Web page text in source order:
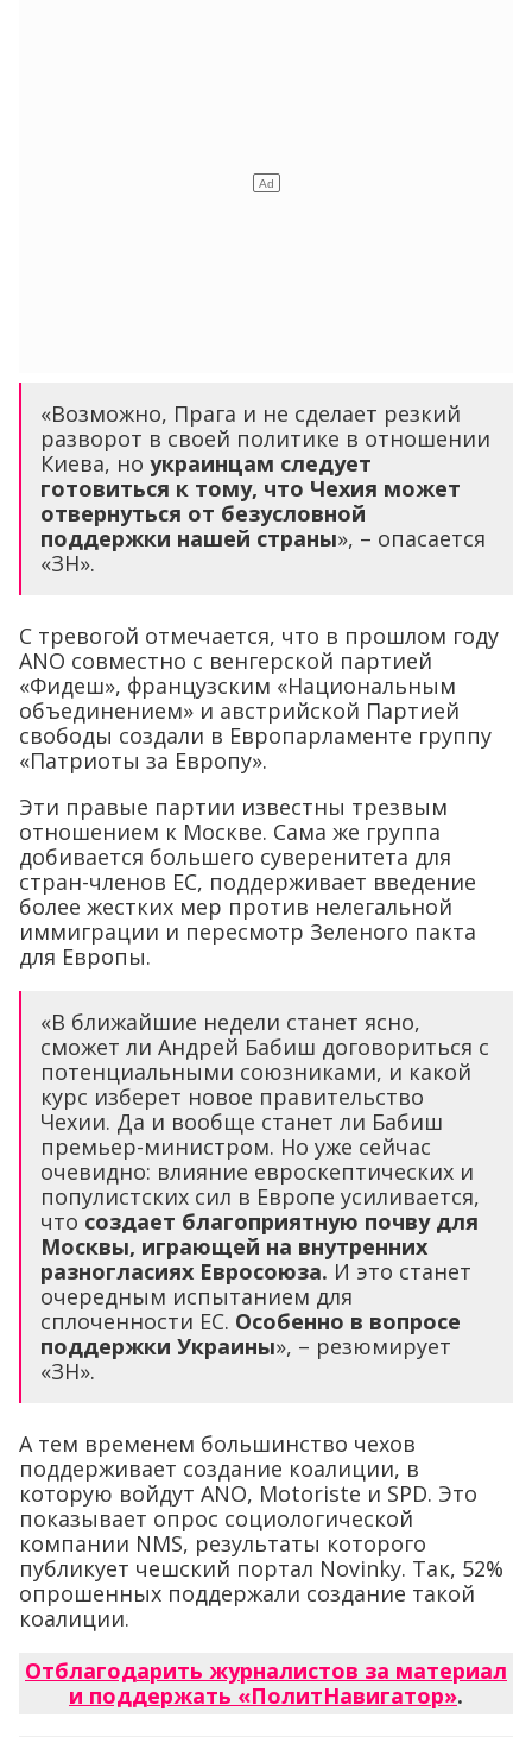
«Возможно, Прага и не сделает резкий
разворот в своей политике в отношении
Киева, но украинцам следует
готовиться к тому, что Чехия может
отвернуться от безусловной
поддержки нашей страны», – опасается
«ЗН».
С тревогой отмечается, что в прошлом году
ANO совместно с венгерской партией
«Фидеш», французским «Национальным
объединением» и австрийской Партией
свободы создали в Европарламенте группу
«Патриоты за Европу».
Эти правые партии известны трезвым
отношением к Москве. Сама же группа
добивается большего суверенитета для
стран-членов ЕС, поддерживает введение
более жестких мер против нелегальной
иммиграции и пересмотр Зеленого пакта
для Европы.
«В ближайшие недели станет ясно,
сможет ли Андрей Бабиш договориться с
потенциальными союзниками, и какой
курс изберет новое правительство
Чехии. Да и вообще станет ли Бабиш
премьер-министром. Но уже сейчас
очевидно: влияние евроскептических и
популистских сил в Европе усиливается,
что создает благоприятную почву для
Москвы, играющей на внутренних
разногласиях Евросоюза. И это станет
очередным испытанием для
сплоченности ЕС. Особенно в вопросе
поддержки Украины», – резюмирует
«ЗН».
А тем временем большинство чехов
поддерживает создание коалиции, в
которую войдут АNO, Motoristе и SPD. Это
показывает опрос социологической
компании NMS, результаты которого
публикует чешский портал Novinky. Так, 52%
опрошенных поддержали создание такой
коалиции.
Отблагодарить журналистов за материал
и поддержать «ПолитНавигатор».